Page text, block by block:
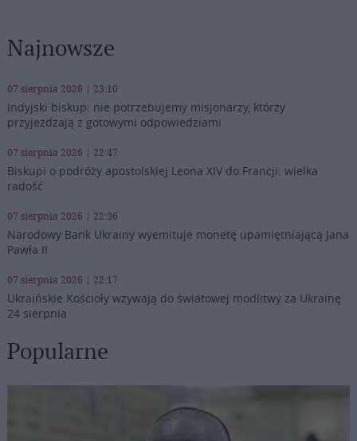
Najnowsze
07 sierpnia 2026 | 23:10
Indyjski biskup: nie potrzebujemy misjonarzy, którzy
przyjeżdżają z gotowymi odpowiedziami
07 sierpnia 2026 | 22:47
Biskupi o podróży apostolskiej Leona XIV do Francji: wielka
radość
07 sierpnia 2026 | 22:36
Narodowy Bank Ukrainy wyemituje monetę upamiętniającą Jana
Pawła II
07 sierpnia 2026 | 22:17
Ukraińskie Kościoły wzywają do światowej modlitwy za Ukrainę
24 sierpnia
Popularne